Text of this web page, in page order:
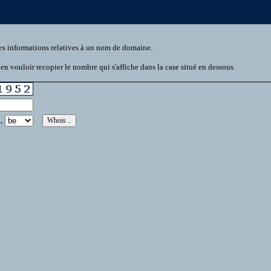
informations relatives à un nom de domaine.
vouloir recopier le nombre qui s'affiche dans la case situé en dessous.
.